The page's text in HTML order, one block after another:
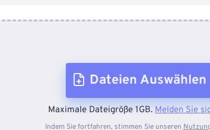
Dateien Auswählen
Vom Gerät
Maximale Dateigröße 1GB. Melden Sie
Indem Sie fortfahren, stimmen Sie unseren